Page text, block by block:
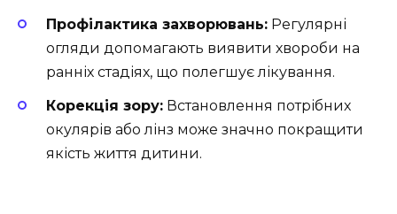
Профілактика захворювань: Регулярні
огляди допомагають виявити хвороби на
ранніх стадіях, що полегшує лікування.
Корекція зору: Встановлення потрібних
окулярів або лінз може значно покращити
якість життя дитини.